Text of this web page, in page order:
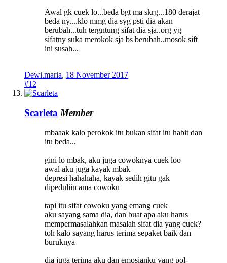
Awal gk cuek lo...beda bgt ma skrg...180 derajat
beda ny....klo mmg dia syg psti dia akan
berubah...tuh tergntung sifat dia sja..org yg
sifatny suka merokok sja bs berubah..mosok sift
ini susah...
Dewi.maria, 18 November 2017
#12
Scarleta Member
mbaaak kalo perokok itu bukan sifat itu habit dan
itu beda...
gini lo mbak, aku juga cowoknya cuek loo
awal aku juga kayak mbak
depresi hahahaha, kayak sedih gitu gak
dipeduliin ama cowoku
tapi itu sifat cowoku yang emang cuek
aku sayang sama dia, dan buat apa aku harus
mempermasalahkan masalah sifat dia yang cuek?
toh kalo sayang harus terima sepaket baik dan
buruknya
dia juga terima aku dan emosianku yang pol-